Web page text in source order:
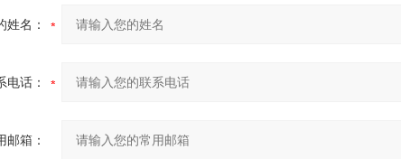
姓名：
电话：
邮箱：